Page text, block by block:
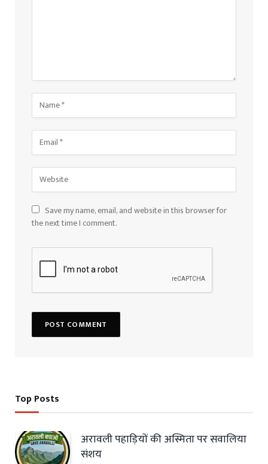
Save my name, email, and website in this browser for
the next time I comment.
Top Posts
अरावली पहाड़ियों की अस्मिता पर सवालिया
संशय